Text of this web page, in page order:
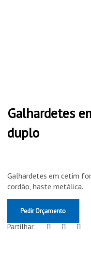
Galhardetes
duplo
Galhardetes em cetim
cordão, haste metálica.
Pedir Orçamento
Partilhar: